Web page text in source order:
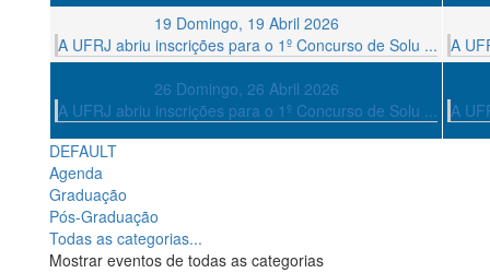
19 Domingo, 19 Abril 2026
A UFRJ abriu inscrições para o 1º Concurso de Solu ...
A
26 Domingo, 26 Abril 2026
A UFRJ abriu inscrições para o 1º Concurso de Solu ...
A
DEFAULT
Agenda
Graduação
Pós-Graduação
Todas as categorias...
Mostrar eventos de todas as categorias